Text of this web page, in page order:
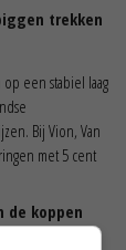
trekken
een stabiel laag
Bij Vion, Van
met 5 cent
de koppen